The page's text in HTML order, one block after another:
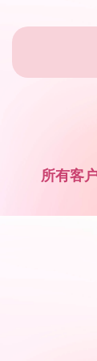
所有客